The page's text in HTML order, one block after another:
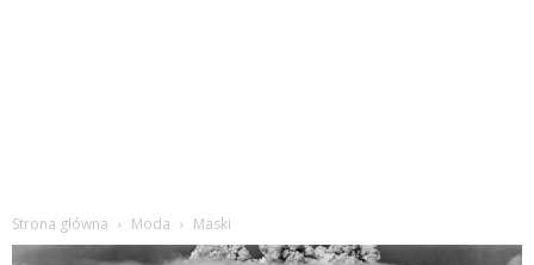
Strona główna Moda Maski